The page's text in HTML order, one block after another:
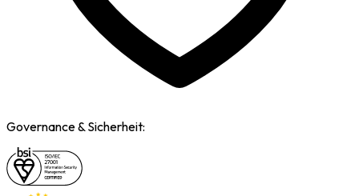
Governance & Sicherheit: